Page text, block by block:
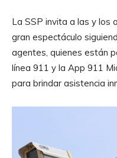
La SSP invita a las y
gran espectáculo
agentes, quienes están
línea 911 y la App 911
para brindar asistencia